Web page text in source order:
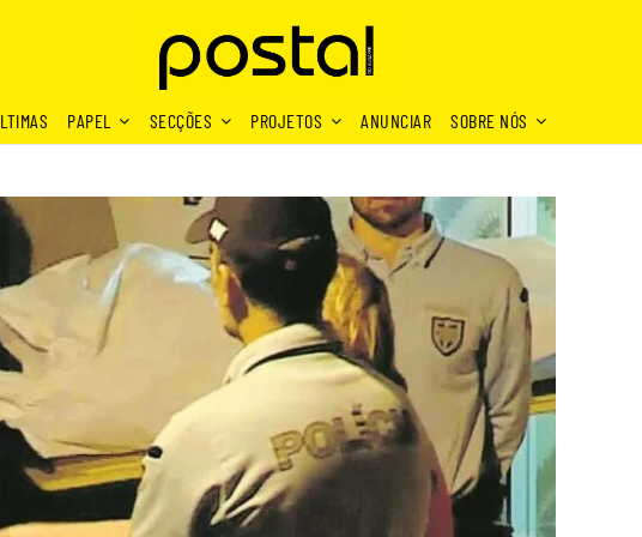
PAPEL SECÇÕES PROJETOS ANUNCIAR SOBRE NÓS